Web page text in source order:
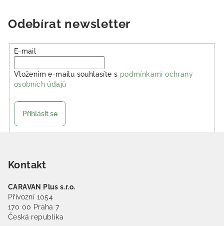
Odebírat newsletter
E-mail
Vložením e-mailu souhlasíte s podmínkami ochrany
osobních údajů
Přihlásit se
Kontakt
CARAVAN Plus s.r.o.
Přívozní 1054
170 00 Praha 7
Česká republika